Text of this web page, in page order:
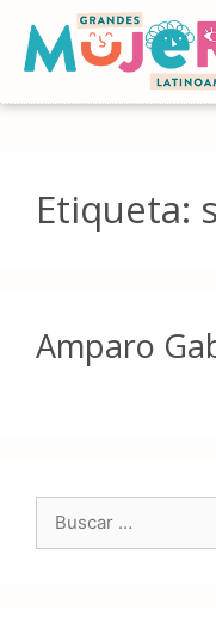
Etiqueta:
Amparo